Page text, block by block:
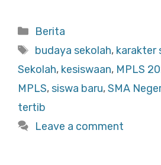
c
e
b
o
o
k
at
s
A
p
e
Categories
Berita
Tags
budaya sekolah, karakter
Sekolah, kesiswaan, MPLS
MPLS,siswa baru,SMA
tertib
Leave a comment